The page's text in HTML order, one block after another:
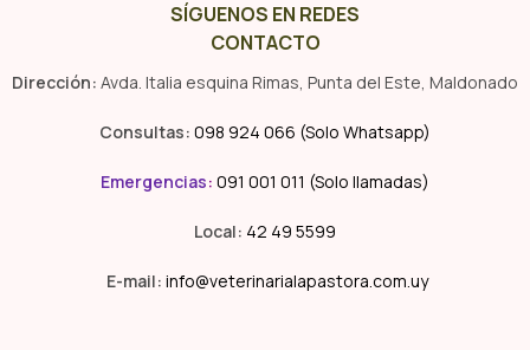
SÍGUENOS EN REDES
CONTACTO
Dirección: Avda. Italia esquina Rimas, Punta del Este, Maldonado
Consultas: 098 924 066 (Solo Whatsapp)
Emergencias: 091 001 011 (Solo llamadas)
Local: 42 49 5599
E-mail: info@veterinarialapastora.com.uy